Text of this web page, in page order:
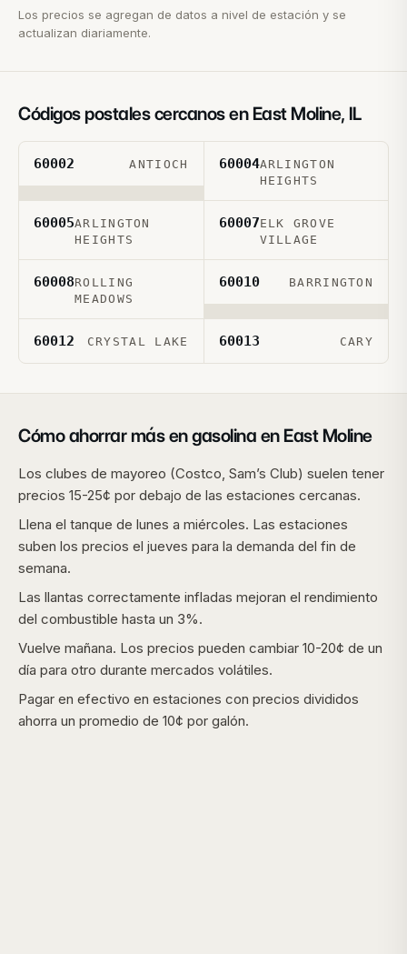
Los precios se agregan de datos a nivel de estación y se
actualizan diariamente.
Códigos postales cercanos en East Moline, IL
60002 ANTIOCH 60004ARLINGTON
HEIGHTS
60005ARLINGTON
HEIGHTS
60007ELK GROVE
VILLAGE
60008ROLLING
MEADOWS
60010 BARRINGTON
60012 CRYSTAL LAKE 60013 CARY
Cómo ahorrar más en gasolina en East Moline
Los clubes de mayoreo (Costco, Sam’s Club) suelen tener
precios 15-25¢ por debajo de las estaciones cercanas.
Llena el tanque de lunes a miércoles. Las estaciones
suben los precios el jueves para la demanda del fin de
semana.
Las llantas correctamente infladas mejoran el rendimiento
del combustible hasta un 3%.
Vuelve mañana. Los precios pueden cambiar 10-20¢ de un
día para otro durante mercados volátiles.
Pagar en efectivo en estaciones con precios divididos
ahorra un promedio de 10¢ por galón.